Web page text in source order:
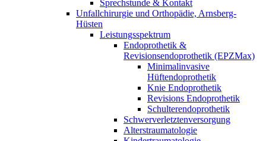
Sprechstunde & Kontakt
Unfallchirurgie und Orthopädie, Arnsberg-
Hüsten
Leistungsspektrum
Endoprothetik &
Revisionsendoprothetik (EPZMax)
Minimalinvasive
Hüftendoprothetik
Knie Endoprothetik
Revisions Endoprothetik
Schulterendoprothetik
Schwerverletztenversorgung
Alterstraumatologie